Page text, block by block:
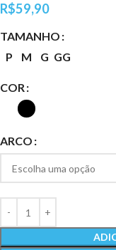
R$59,90
TAMANHO
P
M G GG
COR
ARCO